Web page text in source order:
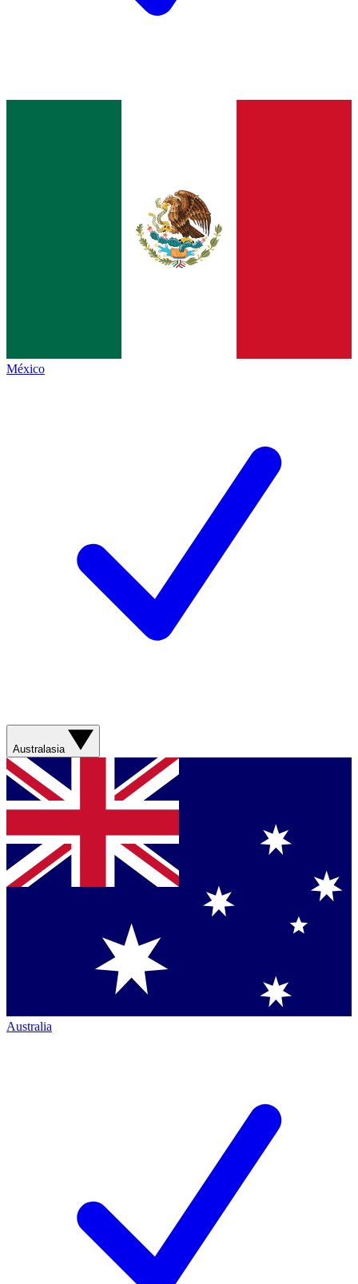
México
Australasia
Australia